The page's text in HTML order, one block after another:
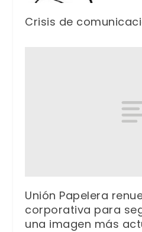
Crisis de
Unión Papelera
corporativa para
una imagen más